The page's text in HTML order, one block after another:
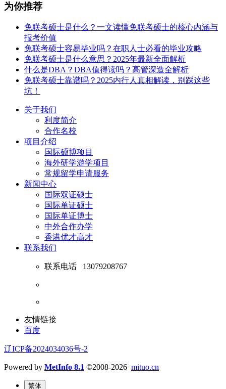
为你推荐
免联考硕士是什么？一文读懂免联考硕士的核心内涵与
报考价值
免联考硕士容易毕业吗？在职人士必看的毕业攻略
免联考硕士是什么意思？2025年最新全面解析
什么是DBA？DBA值得读吗？高管深造全解析
免联考硕士靠谱吗？2025内行人真相解读，别踩这些
坑！
关于我们
利度简介
合作名校
项目介绍
国际硕博项目
海外研学游学项目
常规留学申请服务
新闻中心
国际双证硕士
国际单证硕士
国际单证博士
中外合作办学
香港优才高才
联系我们
联系电话 13079208767
友情链接
百度
辽ICP备2024034036号-2
Powered by MetInfo 8.1 ©2008-2026 mituo.cn
繁体